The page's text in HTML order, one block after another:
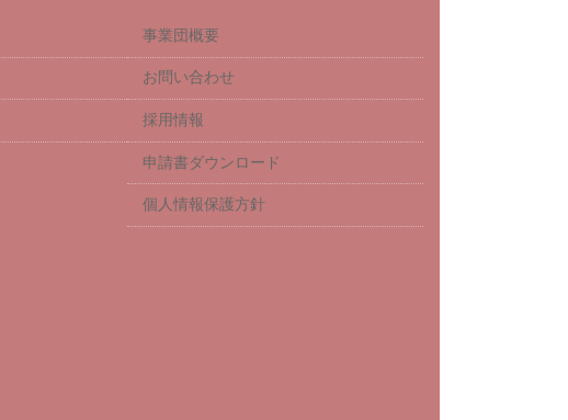
事業団概要
お問い合わせ
採用情報
申請書ダウンロード
個人情報保護方針